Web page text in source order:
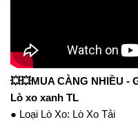
💥💥MUA CÀNG NHIỀU -
Lò xo xanh TL
● Loại Lò Xo: Lò Xo